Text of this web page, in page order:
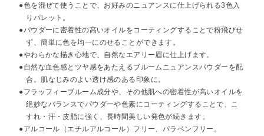
●色を混ぜて使うことで、お好みのニュアンスに仕上げられる3色入
りパレット。
●パウダーに密着性の高いオイルをコーティングすることで粉飛びせ
ず、簡単に色を均一にのせることができます。
●やわらかな描き心地で、自然なエアリー眉に仕上げます。
●自然な血色感とツヤ感をあたえるブルームニュアンスパウダーを配
合。肌なじみのよい透け感のある印象に。
●フラッフィーブルーム成分や、その他肌への密着性が高いオイルを
絶妙なバランスでパウダーや色素にコーティングすることで、こ
すれ・汗・皮脂に強く、長時間美しい発色が続きます。
●アルコール（エチルアルコール）フリー、パラベンフリー。